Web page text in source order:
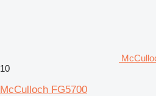
10
McCulloch FG5700